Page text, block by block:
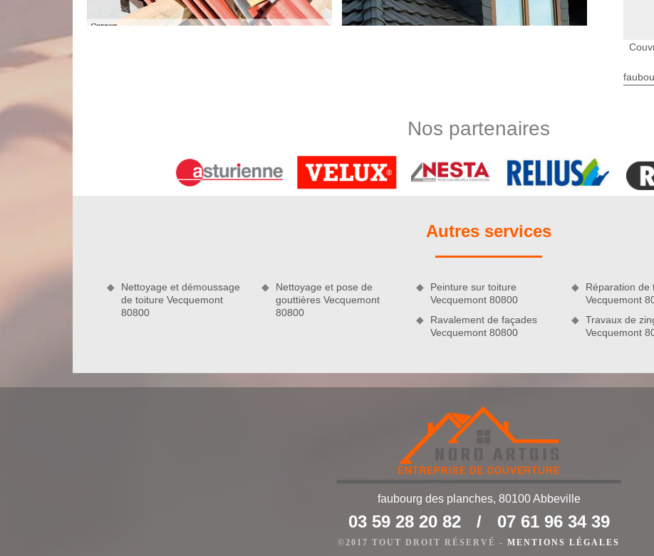
travaux de zinguerie pour votre toit, nous sommes encore le professionnel qu’il vous faut. Nous sommes prêts à
Un couvreur professionnel et expérimenté à votre service
Entreprise de couverture forte de plusieurs années d’activités, le couvreur Nord Artois met à votre disposition tout
expérimenté tel que Nord Artois. Quelle que soit la nature de votre projet, nous saurons adopter la méthode la
Travaux de couverture conformes aux normes pour tous nos clients
Pour assurer les interventions y afférentes, il est préconisé de faire appel à un couvreur professionnel puisque
des règles strictes ainsi que des normes de sécurité sont à suivre à la lettre afin que le résultat soit à la hauteur
Nos partenaires
Autres services
Nettoyage et démoussage
de toiture Vecquemont
80800
Nettoyage et pose de
gouttières Vecquemont
80800
Peinture sur toiture
Vecquemont 80800
Ravalement de façades
Vecquemont 80800
Réparation de
Vecquemont
Travaux de
Vecquemont
faubourg des planches, 80100 Abbeville
03 59 28 20 82 / 07 61 96 34 39
©2017 TOUT DROIT RÉSERVÉ - MENTIONS LÉGALES